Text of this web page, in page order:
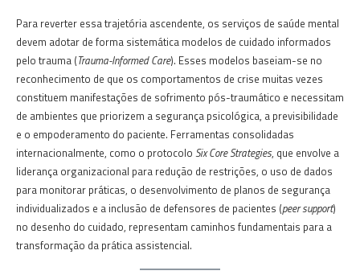
Para reverter essa trajetória ascendente, os serviços de saúde mental
devem adotar de forma sistemática modelos de cuidado informados
pelo trauma (Trauma-Informed Care). Esses modelos baseiam-se no
reconhecimento de que os comportamentos de crise muitas vezes
constituem manifestações de sofrimento pós-traumático e necessitam
de ambientes que priorizem a segurança psicológica, a previsibilidade
e o empoderamento do paciente. Ferramentas consolidadas
internacionalmente, como o protocolo Six Core Strategies, que envolve a
liderança organizacional para redução de restrições, o uso de dados
para monitorar práticas, o desenvolvimento de planos de segurança
individualizados e a inclusão de defensores de pacientes (peer support)
no desenho do cuidado, representam caminhos fundamentais para a
transformação da prática assistencial.